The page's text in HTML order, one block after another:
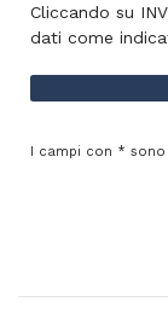
Cliccando su
dati come
I campi con *